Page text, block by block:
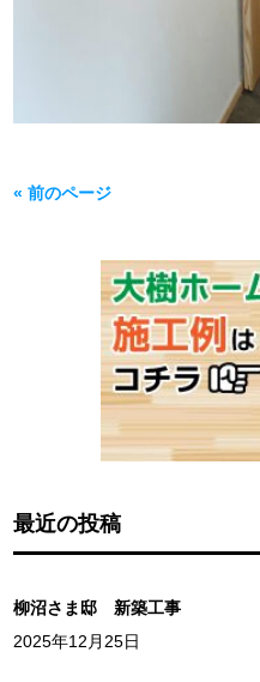
« 前のページ
最近の投稿
柳沼さま邸 新築工事
2025年12月25日